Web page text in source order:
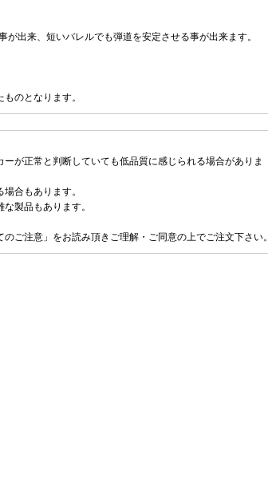
出来、短いバレルでも弾道を安定させる事が出来ます。
のとなります。
が正常と判断していても低品質に感じられる場合がありま
合もあります。
製品もあります。
ご注意」をお読み頂きご理解・ご同意の上でご注文下さい。